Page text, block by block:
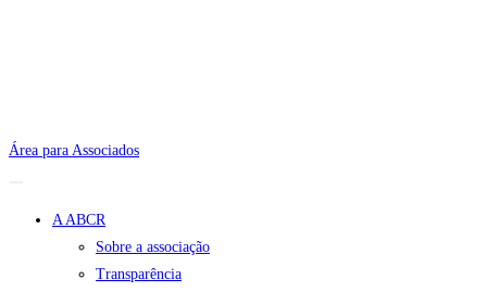
Área para Associados
A ABCR
Sobre a associação
Transparência